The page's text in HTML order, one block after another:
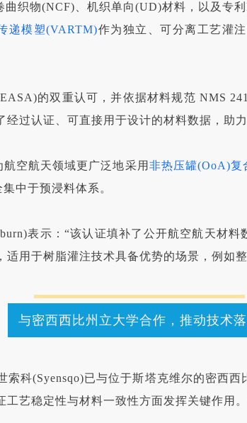
织物(NCF)、机织单向(UD)材料，以及专利
递模塑(VARTM)作为独立、可分离工艺灌
的双重认可，并依据材料规范 NMS
过认证、可直接用于设计的材料数据，助
空航天领域更广泛地采用 非热压罐(OoA)复
中于预浸料体系。
表示：“该认证填补了公开航空航天材
用于树脂灌注技术具备优势的场景，例如
与密西西比州立大学合作，推动技术
科(Syensqo)已与位于斯塔克维尔的密西
艺稳定性与材料一致性方面发挥关键作用